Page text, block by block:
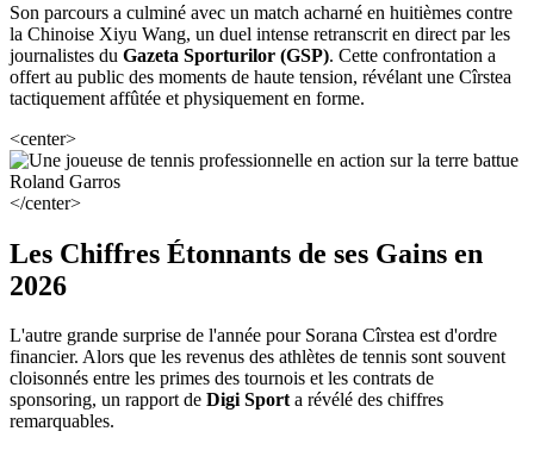
Son parcours a culminé avec un match acharné en huitièmes contre
la Chinoise Xiyu Wang, un duel intense retranscrit en direct par les
journalistes du Gazeta Sporturilor (GSP). Cette confrontation a
offert au public des moments de haute tension, révélant une Cîrstea
tactiquement affûtée et physiquement en forme.
<center>
</center>
Les Chiffres Étonnants de ses Gains en
2026
L'autre grande surprise de l'année pour Sorana Cîrstea est d'ordre
financier. Alors que les revenus des athlètes de tennis sont souvent
cloisonnés entre les primes des tournois et les contrats de
sponsoring, un rapport de Digi Sporta révélé des chiffres
remarquables.